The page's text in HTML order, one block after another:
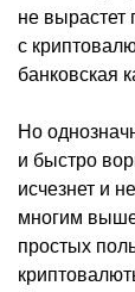
не вырастет
с
банковская
Но
и быстро
исчезнет и
многим
простых